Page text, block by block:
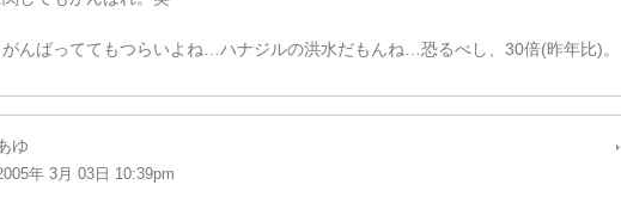
がんばっててもつらいよね…ハナジルの洪水だもんね…恐るべし、30倍(昨年比)。
ゆ
年 3月 03日 10:39pm